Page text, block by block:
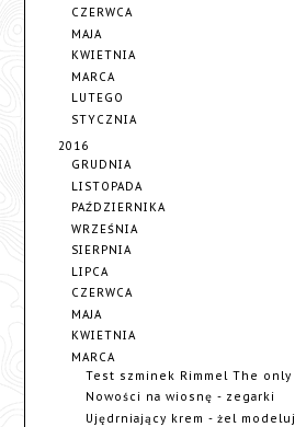
CZERWCA
MAJA
KWIETNIA
MARCA
LUTEGO
STYCZNIA
2016
GRUDNIA
LISTOPADA
PAŹDZIERNIKA
WRZEŚNIA
SIERPNIA
LIPCA
CZERWCA
MAJA
KWIETNIA
MARCA
Test szminek Rimmel The only
Nowości na wiosnę - zegarki
Ujędrniający krem - żel